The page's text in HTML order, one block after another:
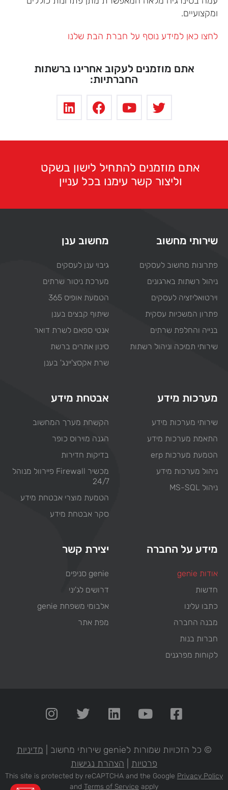
ומקצועיים.
לחצו כאן למידע נוסף על חברת הבת שלנו
אתם מוזמנים לעקוב אחרינו ברשתות
החברתיות:
אתם מוזמנים להתחיל לישון בשקט
וליצור קשר עימנו בכל עניין
שירותי מחשוב
פתרונות מחשוב לעסקים
ניהול רשתות בארגונים
וירטואליזציה לעסקים
פתרון המשכיות עסקית
בנייה והחלפת שרתים
שירותי תמיכה וניהול רשתות
מחשוב ענן
גיבוי ענן לעסקים
מערכת ניטור שרתים
הטמעת אופיס 365
שיתוף קבצים בענן
אנטי ספאם לשרת דואר
סינון אתרים ברשת
שרת אקסצ'יינג' בענן
מערכות מידע
שירותי מערכות מידע
התאמת מערכות מידע
הטמעת מערכות erp
ניהול מערכות מידע
ניהול MS-SQL
אבטחת מידע
הקשחת מערך המחשוב
הגנה מוירוס כופר
בדיקות חדירות
מכשיר Firewall פיירוול מנוהל
24/7
הטמעת מוצרי אבטחת מידע
סקר אבטחת מידע
מידע על החברה
אודות genie
חדשות
כתבו עלינו
מבנה החברה
חברות בנות
לקוחות מפרגנים
יצירת קשר
genie סניפים
דרושים לג'יני
אלבומי משפחת genie
מפת אתר
© כל הזכויות שמורות לgenie שירותי מחשוב |
מדיניות
פרטיות
הצהרת נגישות
This site is protected by reCAPTCHA and the Google Privacy Policy
and Terms of Service apply